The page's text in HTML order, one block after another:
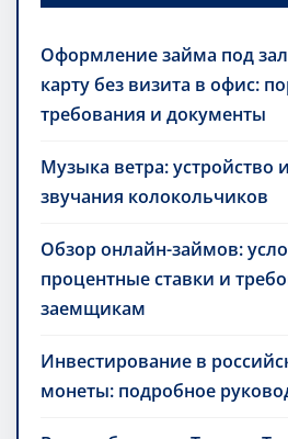
Оформление займа под
карту без визита в офис:
требования и документы
Музыка ветра: устройство
звучания колокольчиков
Обзор онлайн-займов:
процентные ставки и
заемщикам
Инвестирование в
монеты: подробное